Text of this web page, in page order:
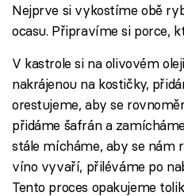
Nejprve si vykostíme obě
ocasu. Připravíme si porce,
V kastrole si na olivovém
nakrájenou na kostičky,
orestujeme, aby se
přidáme šafrán a
stále mícháme, aby se nám
víno vyvaří, přiléváme po
Tento proces opakujeme